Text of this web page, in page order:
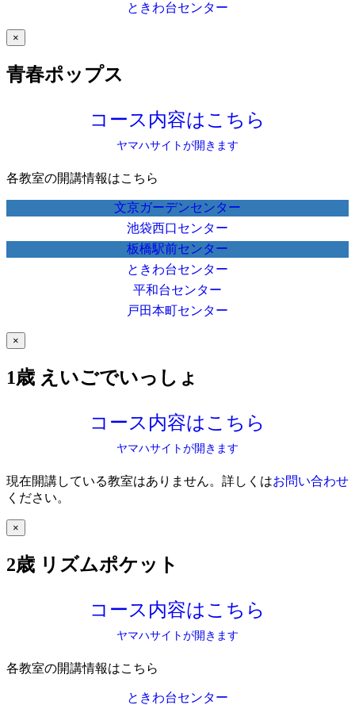
ときわ台センター
×
青春ポップス
コース内容はこちら
ヤマハサイトが開きます
各教室の開講情報はこちら
文京ガーデンセンター
池袋西口センター
板橋駅前センター
ときわ台センター
平和台センター
戸田本町センター
×
1歳 えいごでいっしょ
コース内容はこちら
ヤマハサイトが開きます
現在開講している教室はありません。詳しくはお問い合わせ
ください。
×
2歳 リズムポケット
コース内容はこちら
ヤマハサイトが開きます
各教室の開講情報はこちら
ときわ台センター